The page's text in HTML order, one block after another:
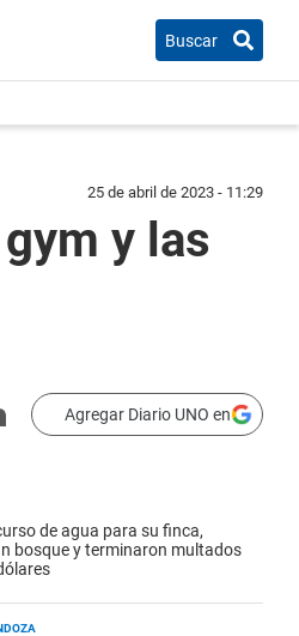
Buscar
25 de abril de 2023 - 11:29
y las
Agregar Diario UNO en
de agua para su finca,
bosque y terminaron multados